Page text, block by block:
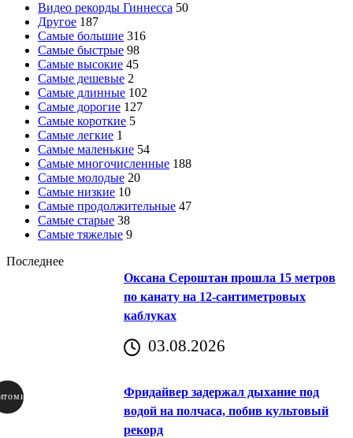
Видео рекорды Гиннесса 50
Другое 187
Самые большие 316
Самые быстрые 98
Самые высокие 45
Самые дешевые 2
Самые длинные 102
Самые дорогие 127
Самые короткие 5
Самые легкие 1
Самые маленькие 54
Самые многочисленные 188
Самые молодые 20
Самые низкие 10
Самые продолжительные 47
Самые старые 38
Самые тяжелые 9
Последнее
Оксана Сероштан прошла 15 метров
по канату на 12-сантиметровых
каблуках
03.08.2026
Фридайвер задержал дыхание под
водой на полчаса, побив культовый
рекорд